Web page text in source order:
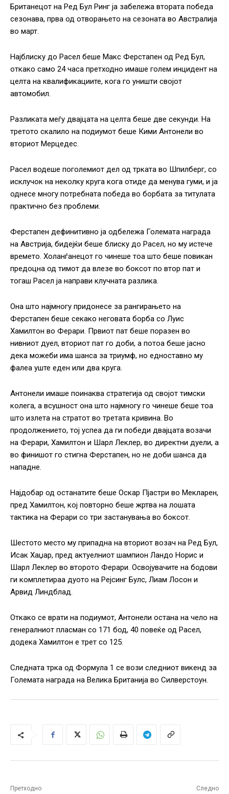
Британецот на Ред Бул Ринг ја забележа втората победа
сезонава, прва од отворањето на сезоната во Австралија
во март.
Најблиску до Расел беше Макс Ферстапен од Ред Бул,
откако само 24 часа претходно имаше голем инцидент на
целта на квалификациите, кога го уништи својот
автомобил.
Разликата меѓу двајцата на целта беше две секунди. На
третото скалило на подиумот беше Кими Антонели во
вториот Мерцедес.
Расел водеше поголемиот дел од трката во Шпилберг, со
исклучок на неколку круга кога отиде да менува гуми, и ја
однесе многу потребната победа во борбата за титулата
практично без проблеми.
Ферстапен дефинитивно ја одбележа Големата награда
на Австрија, бидејќи беше блиску до Расел, но му истече
времето. Холанѓанецот го чинеше тоа што беше повикан
предоцна од тимот да влезе во боксот по втор пат и
тогаш Расел ја направи клучната разлика.
Она што најмногу придонесе за рангирањето на
Ферстапен беше секако неговата борба со Луис
Хамилтон во Ферари. Првиот пат беше поразен во
нивниот дуел, вториот пат го доби, а потоа беше јасно
дека можеби има шанса за триумф, но едноставно му
фалеа уште еден или два круга.
Антонели имаше поинаква стратегија од својот тимски
колега, а всушност она што најмногу го чинеше беше тоа
што излета на стратот во третата кривина. Во
продолжението, тој успеа да ги победи двајцата возачи
на Ферари, Хамилтон и Шарл Леклер, во директни дуели, а
во финишот го стигна Ферстапен, но не доби шанса да
нападне.
Најдобар од останатите беше Оскар Пјастри во Мекларен,
пред Хамилтон, кој повторно беше жртва на лошата
тактика на Ферари со три застанувања во боксот.
Шестото место му припадна на вториот возач на Ред Бул,
Исак Хаџар, пред актуелниот шампион Ландо Норис и
Шарл Леклер во второто Ферари. Освојувачите на бодови
ги комплетираа дуото на Рејсинг Булс, Лиам Лосон и
Арвид Линдблад.
Откако се врати на подиумот, Антонели остана на чело на
генералниот пласман со 171 бод, 40 повеќе од Расел,
додека Хамилтон е трет со 125.
Следната трка од Формула 1 се вози следниот викенд за
Големата награда на Велика Британија во Силверстоун.
Претходно Следно